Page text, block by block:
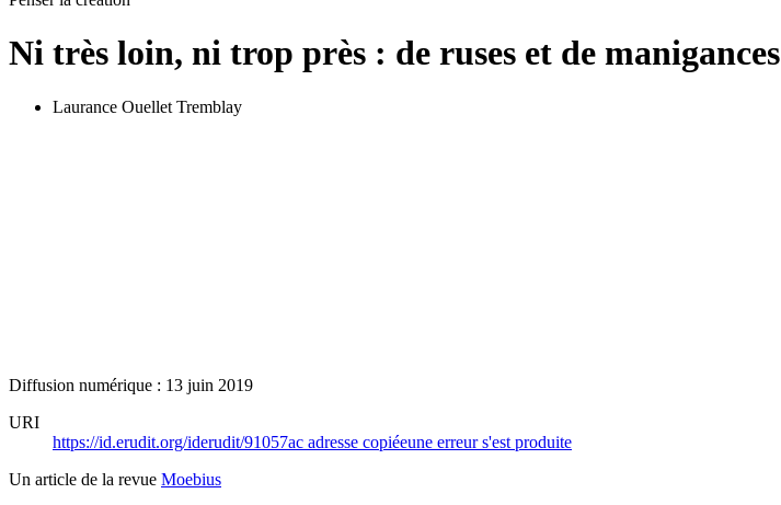
Ni très loin, ni trop près : de ruses et de manigances
Laurance Ouellet Tremblay
Diffusion numérique : 13 juin 2019
URI
https://id.erudit.org/iderudit/91057ac adresse copiéeune erreur s'est produite
Un article de la revue Moebius